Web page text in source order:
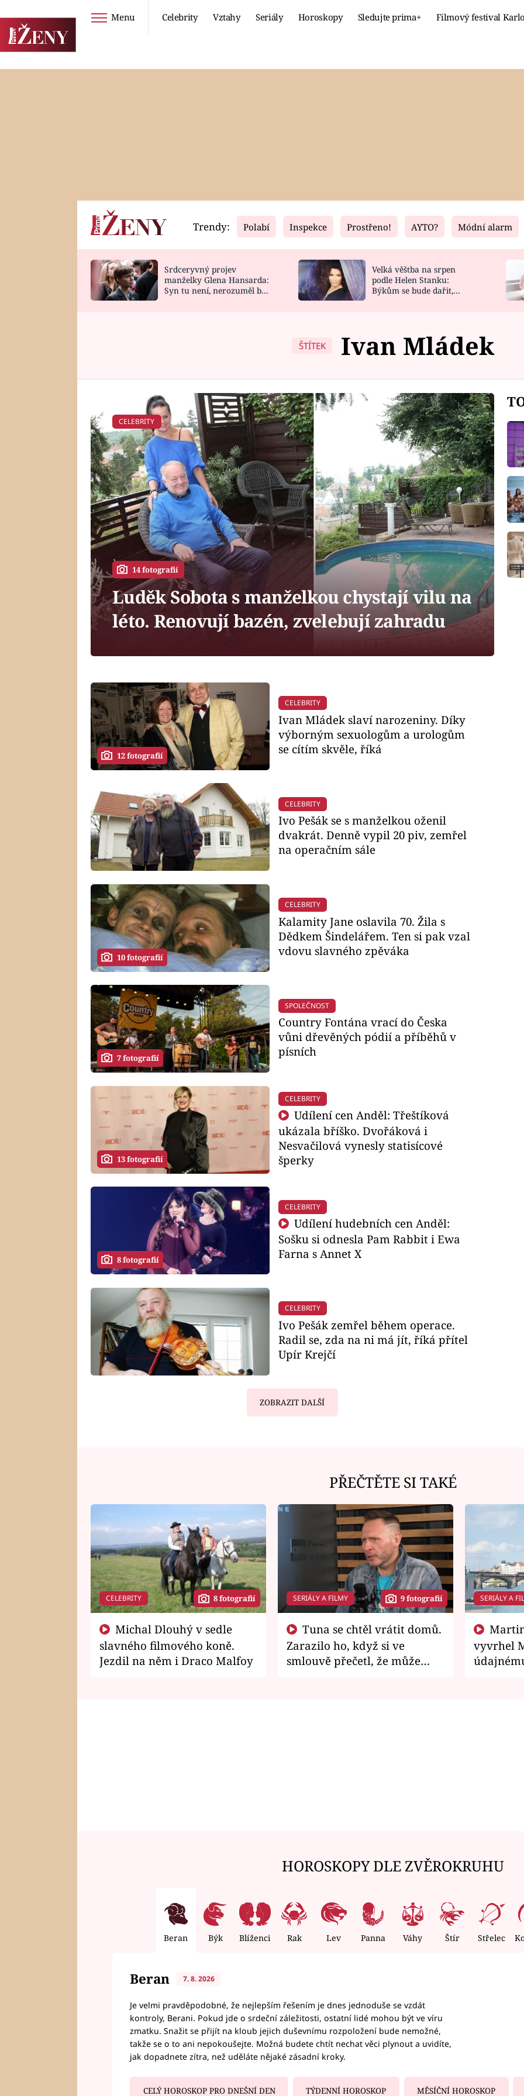
Menu Celebrity Vztahy Seriály Horoskopy Sledujte prima+ Filmový festival
Horoskopy
HOROSKOP NA
Video
CELEBRITY
VAŘENÍ
Fresh
NOVINKY
VIDEORECEPTY
Living
DESIGN
Trendy: Polabí Inspekce Prostřeno! AYTO? Módní alarm
Srdceryvný projev
manželky Glena Hansarda:
Syn tu není, nerozuměl by
Velká věštba na srpen
podle Helen Stanku:
Býkům se bude dařit,
ŠTÍTEK Ivan Mládek
CELEBRITY
14 fotografií
Luděk Sobota s manželkou chystají vilu na
léto. Renovují bazén, zvelebují zahradu
12 fotografií
CELEBRITY
Ivan Mládek slaví narozeniny. Díky
výborným sexuologům a urologům
se cítím skvěle, říká
CELEBRITY
Ivo Pešák se s manželkou oženil
dvakrát. Denně vypil 20 piv, zemřel
na operačním sále
10 fotografií
CELEBRITY
Kalamity Jane oslavila 70. Žila s
Dědkem Šindelářem. Ten si pak vzal
vdovu slavného zpěváka
7 fotografií
SPOLEČNOST
Country Fontána vrací do Česka
vůni dřevěných pódií a příběhů v
písních
13 fotografií
CELEBRITY
Udílení cen Anděl: Třeštíková
ukázala bříško. Dvořáková i
Nesvačilová vynesly statisícové
šperky
8 fotografií
CELEBRITY
Udílení hudebních cen Anděl:
Sošku si odnesla Pam Rabbit i Ewa
Farna s Annet X
CELEBRITY
Ivo Pešák zemřel během operace.
Radil se, zda na ni má jít, říká přítel
Upír Krejčí
ZOBRAZIT DALŠÍ
PŘEČTĚTE SI TAKÉ
CELEBRITY 8 fotografií
slavného filmového koně.
Jezdil na něm i Draco Malfoy
SERIÁLY A FILMY 9 fotografií
Zarazilo ho, když si ve
smlouvě přečetl, že může
SERIÁLY A
vyvrhel
HOROSKOPY DLE ZVĚROKRUHU
Beran Býk Blíženci Rak Lev Panna Váhy Štír Střelec
Beran 7. 8. 2026
Je velmi pravděpodobné, že nejlepším řešením je dnes jednoduše se vzdát
kontroly, Berani. Pokud jde o srdeční záležitosti, ostatní lidé mohou být ve víru
zmatku. Snažit se přijít na kloub jejich duševnímu rozpoložení bude nemožné,
takže se o to ani nepokoušejte. Možná budete chtít nechat věci plynout a uvidíte,
jak dopadnete zítra, než uděláte nějaké zásadní kroky.
CELÝ HOROSKOP PRO DNEŠNÍ DEN TÝDENNÍ HOROSKOP MĚSÍČNÍ HOROSKOP